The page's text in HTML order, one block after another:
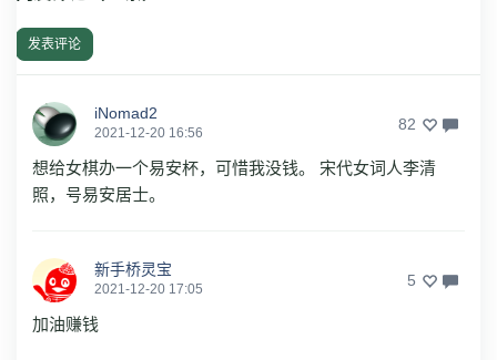
发表评论
iNomad2
2021-12-20 16:56 82
想给女棋办一个易安杯，可惜我没钱。 宋代女词人李清
照，号易安居士。
新手桥灵宝
2021-12-20 17:05 5
加油赚钱